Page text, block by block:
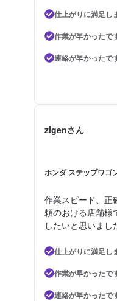
仕上がりに満足し
作業が早かったで
連絡が早かったで
zigenさん
ホンダ ステップワゴ
作業スピード、
頼のおける店舗様
したいと思いまし
仕上がりに満足し
作業が早かったで
連絡が早かったで